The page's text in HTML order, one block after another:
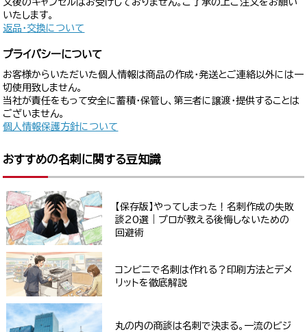
いたします。
返品・交換について
プライバシーについて
お客様からいただいた個人情報は商品の作成・発送とご連絡以外には一
切使用致しません。
当社が責任をもって安全に蓄積・保管し、第三者に譲渡・提供することは
ございません。
個人情報保護方針について
おすすめの名刺に関する豆知識
【保存版】やってしまった！名刺作成の失敗
談20選｜プロが教える後悔しないための
回避術
コンビニで名刺は作れる？印刷方法とデメ
リットを徹底解説
丸の内の商談は名刺で決まる。一流のビジ